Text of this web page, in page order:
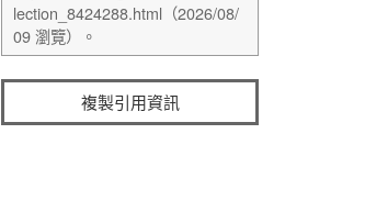
複製引用資訊